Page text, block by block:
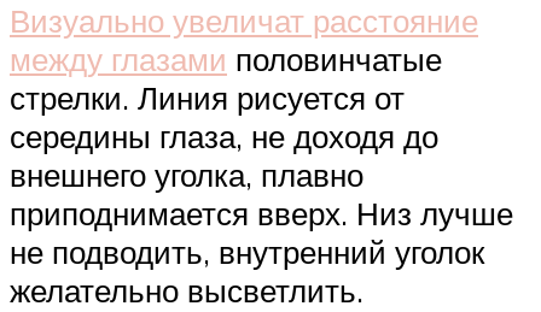
Визуально увеличат расстояние
между глазами половинчатые
стрелки. Линия рисуется от
середины глаза, не доходя до
внешнего уголка, плавно
приподнимается вверх. Низ лучше
не подводить, внутренний уголок
желательно высветлить.